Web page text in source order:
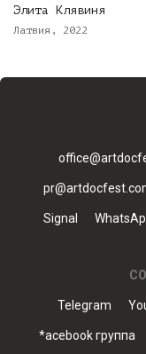
Элита Клявиня
Латвия, 2022
Signal
Telegram
*acebook группа